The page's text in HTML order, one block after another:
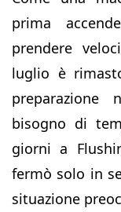
prima
prendere
luglio è
preparazione
bisogno di
giorni a
fermò solo in
situazione